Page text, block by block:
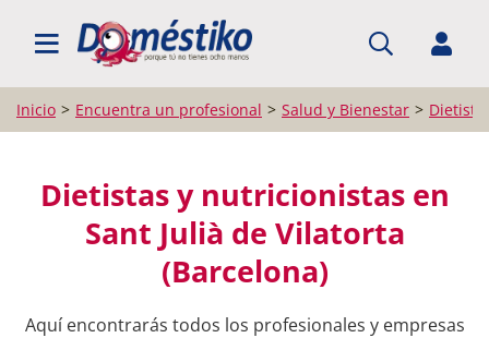
BUSCAR PROFESIONALES
Inicio Encuentra un profesional Salud y Bienestar
Dietistas y nutricionistas en
Sant Julià de Vilatorta
(Barcelona)
Aquí encontrarás todos los profesionales y empresas